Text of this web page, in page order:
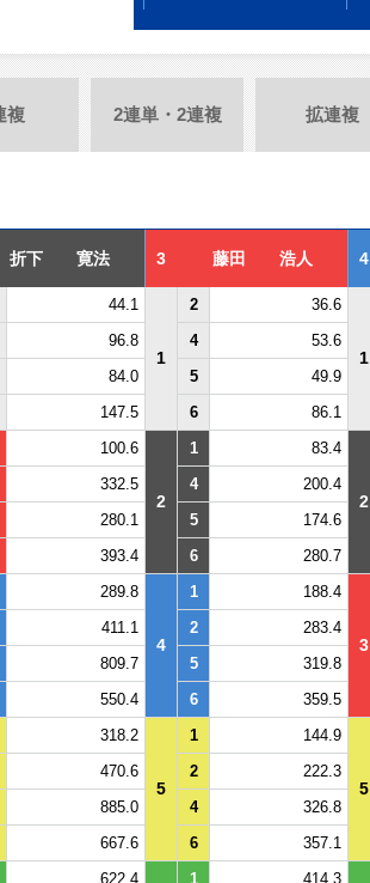
複 2連単・2連複 拡連複
折下 寛法 3 藤田 浩人 4
44.1
1
2 36.6
1
96.8 4 53.6
84.0 5 49.9
147.5 6 86.1
100.6
2
1 83.4
2
332.5 4 200.4
280.1 5 174.6
393.4 6 280.7
289.8
4
1 188.4
3
411.1 2 283.4
809.7 5 319.8
550.4 6 359.5
318.2
5
1 144.9
5
470.6 2 222.3
885.0 4 326.8
667.6 6 357.1
622.4 1 414.3